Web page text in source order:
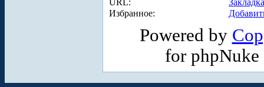
Избранное:
Powered by
for